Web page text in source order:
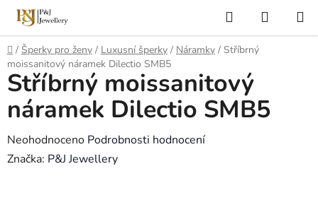
Přejít
obsah
Hledat
KOŠÍK
Domů
/ Šperky pro ženy / Luxusní šperky / Náramky / Stříbrný
moissanitový náramek Dilectio SMB5
Stříbrný moissanitový
náramek Dilectio SMB5
Průměrné
hodnocení
Neohodnoceno Podrobnosti hodnocení
Značka: P&J Jewellery